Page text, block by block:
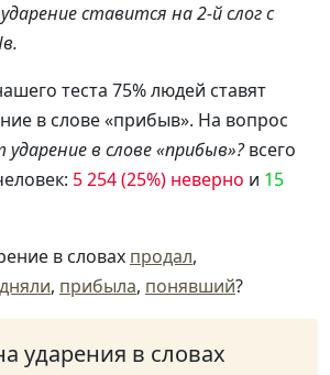
ставится на 2-й слог с
теста 75% людей ставят
в слове «прибыв». На вопрос
ударение в слове «прибыв»?всего
5 254 (25%) неверно и 15
в словах продал,
, прибыла, понявший?
ударения в словах